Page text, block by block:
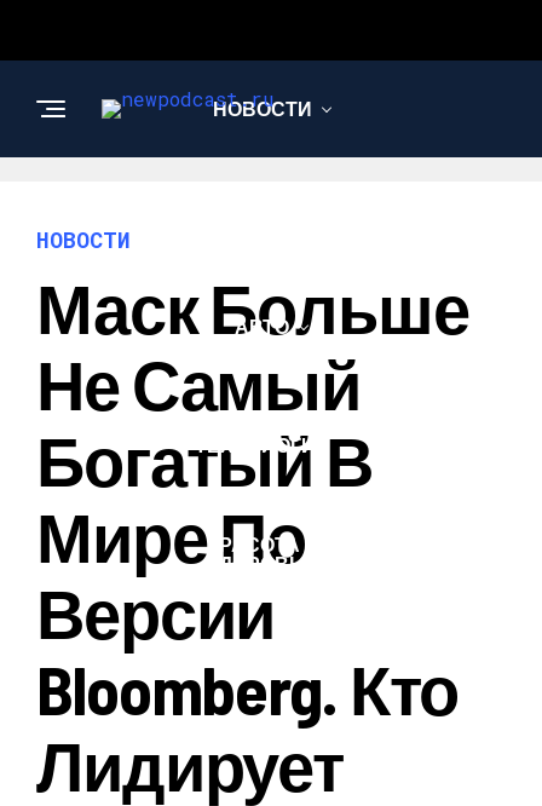
НОВОСТИ
АВТО
ТЕХНОЛОГИИ
КРАСОТА И
ЗДОРОВЬЕ
НОВОСТИ
Маск Больше
Не Самый
Богатый В
Мире По
Версии
Bloomberg. Кто
Лидирует